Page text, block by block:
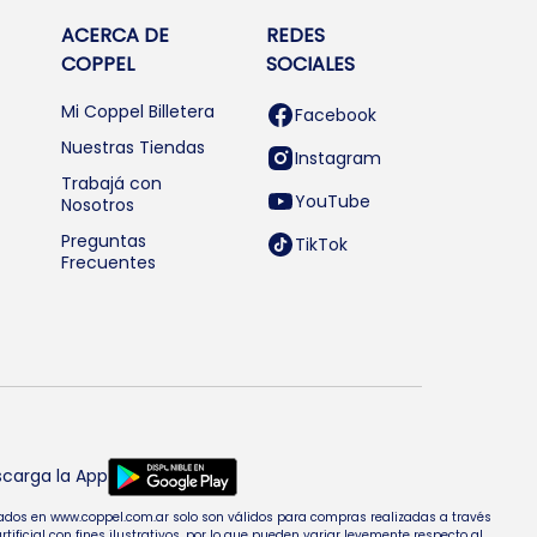
ACERCA DE
COPPEL
Mi Coppel Billetera
Nuestras Tiendas
Trabajá con
Nosotros
Preguntas
Frecuentes
REDES
SOCIALES
Facebook
Instagram
YouTube
TikTok
la App
en www.coppel.com.ar solo son válidos para compras realizadas a través